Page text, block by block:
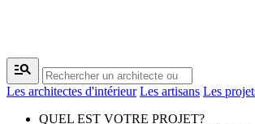
manage_search
Les architectes d'intérieur Les artisans Les
QUEL EST VOTRE PROJET?